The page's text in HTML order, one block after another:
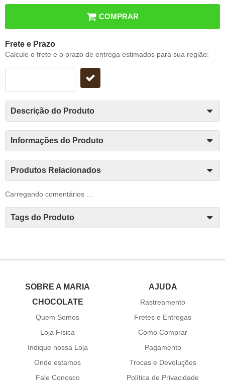
COMPRAR
Frete e Prazo
Calcule o frete e o prazo de entrega estimados para sua região:
Descrição do Produto
Informações do Produto
Produtos Relacionados
Carregando comentários ...
Tags do Produto
SOBRE A MARIA
CHOCOLATE
Quem Somos
Loja Física
Indique nossa Loja
Onde estamos
Fale Conosco
AJUDA
Rastreamento
Fretes e Entregas
Como Comprar
Pagamento
Trocas e Devoluções
Política de Privacidade